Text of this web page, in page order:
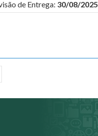
de Entrega: 30/08/2025